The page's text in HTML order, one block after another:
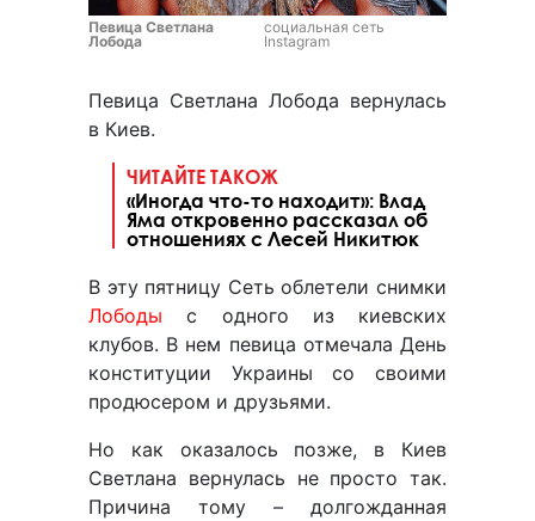
Певица Светлана
Лобода
социальная сеть
Instagram
Певица Светлана Лобода вернулась
в Киев.
ЧИТАЙТЕ ТАКОЖ
«Иногда что-то находит»: Влад
Яма откровенно рассказал об
отношениях с Лесей Никитюк
В эту пятницу Сеть облетели снимки
Лободы с одного из киевских
клубов. В нем певица отмечала День
конституции Украины со своими
продюсером и друзьями.
Но как оказалось позже, в Киев
Светлана вернулась не просто так.
Причина тому – долгожданная